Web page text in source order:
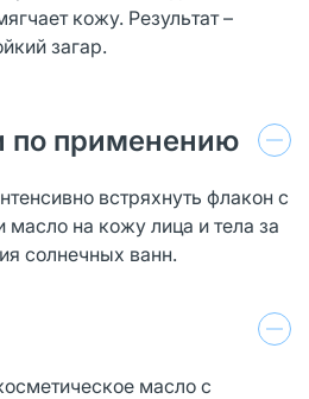
кожу. Результат –
загар.
по применению
встряхнуть флакон с
масло на кожу лица и тела за
солнечных ванн.
масло с